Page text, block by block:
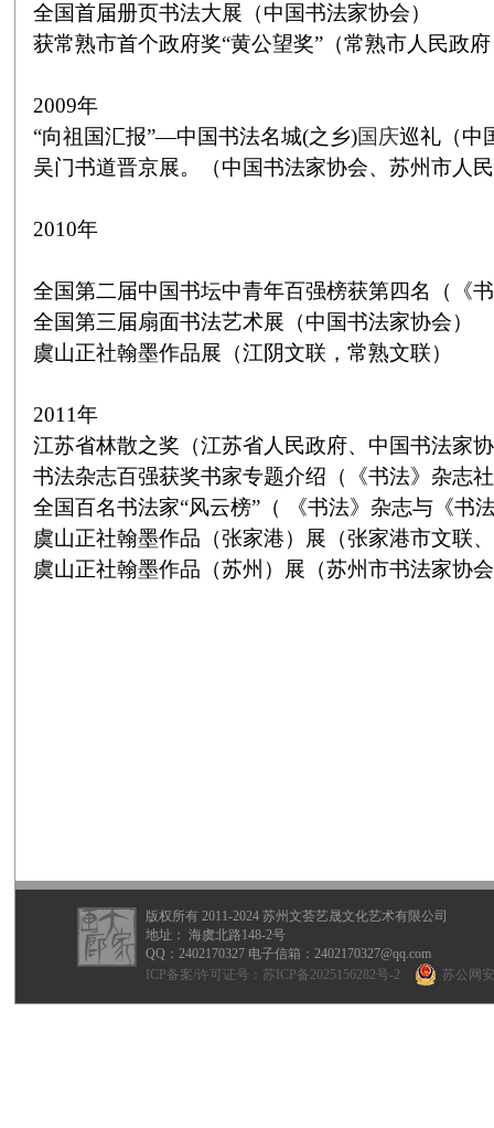
全国首届册页书法大展（中国书法家协会）
获常熟市首个政府奖“黄公望奖”（常熟市人民政
2009年
“向祖国汇报”—中国书法名城(之乡)国庆巡礼（中
吴门书道晋京展。（中国书法家协会、苏州市人
2010年
全国第二届中国书坛中青年百强榜获第四名（《
全国第三届扇面书法艺术展（中国书法家协会）
虞山正社翰墨作品展（江阴文联，常熟文联）
2011年
江苏省林散之奖（江苏省人民政府、中国书法家
书法杂志百强获奖书家专题介绍（《书法》杂志
全国百名书法家“风云榜” （
《书法》杂志与《书
虞山正社翰墨作品（张家港）展（张家港市文联
虞山正社翰墨作品（苏州）展（苏州市书法家协
版权所有 2011-2024 苏州文荟艺晟文化艺术有限公司
地址： 海虞北路148-2号
QQ： 2402170327 电子信箱：2402170327@qq.com
ICP备案/许可证号： 苏ICP备2025156282号-2 苏公网